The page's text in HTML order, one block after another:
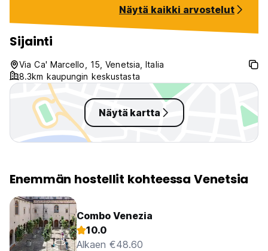
really the best one. It only had a
few plates and kettles etc and
only 2 forks. So that was a little
dissapointing. All in all the ao
hostel was good and cozy, so
would recommend!
and looked like
beddings were
last night the
Näytä kaikki arvostelut
Sijainti
Via Ca' Marcello, 15, Venetsia, Italia
8.3km kaupungin keskustasta
Näytä kartta
Enemmän hostellit kohteessa Venetsia
Combo Venezia
10.0
Alkaen €48.60